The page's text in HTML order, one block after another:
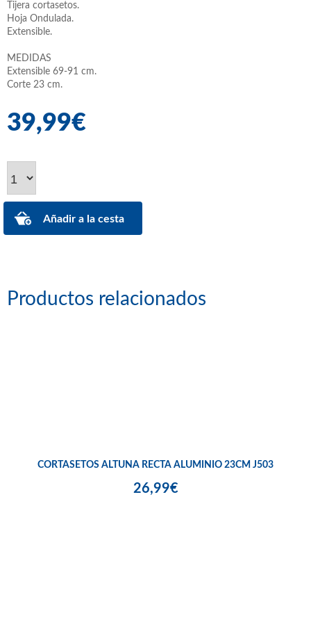
Tijera cortasetos.
Hoja Ondulada.
Extensible.
MEDIDAS
Extensible 69-91 cm.
Corte 23 cm.
39,99€
Productos relacionados
CORTASETOS ALTUNA RECTA ALUMINIO 23CM J503
26,99€